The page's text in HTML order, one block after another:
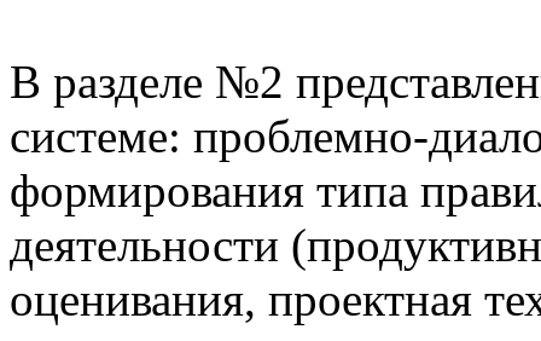
В разделе №2
системе: проблемно-
формирования типа
деятельности
оценивания, проектная